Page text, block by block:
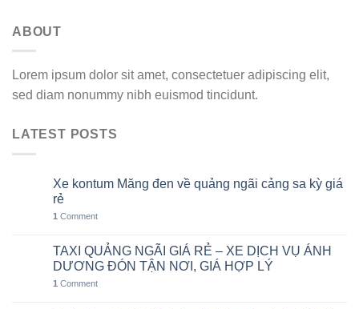
ABOUT
Lorem ipsum dolor sit amet, consectetuer adipiscing elit,
sed diam nonummy nibh euismod tincidunt.
LATEST POSTS
Xe kontum Măng đen về quảng ngãi cảng sa kỳ giá
rẻ
1 Comment
TAXI QUẢNG NGÃI GIÁ RẺ – XE DỊCH VỤ ÁNH
DƯƠNG ĐÓN TẬN NƠI, GIÁ HỢP LÝ
1 Comment